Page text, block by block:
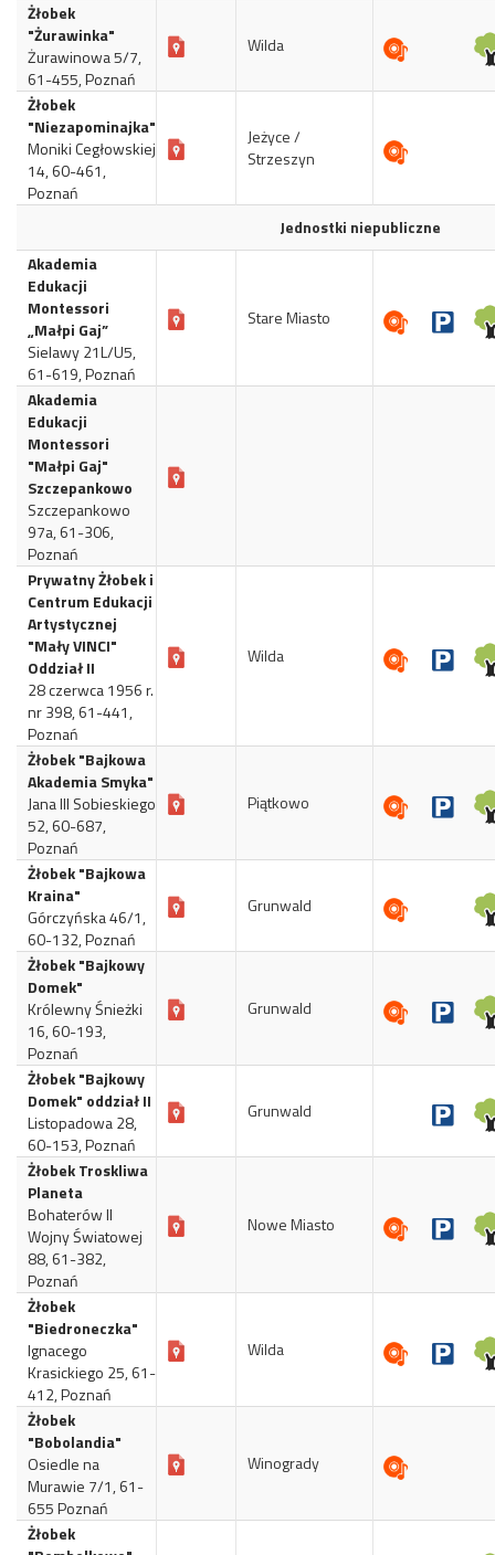
Żłobek
"Żurawinka"
Żurawinowa 5/7,
61-455, Poznań
Wilda
Żłobek
"Niezapominajka"
Moniki Cegłowskiej
14, 60-461,
Poznań
Jeżyce /
Strzeszyn
Jednostki niepubliczne
Akademia
Edukacji
Montessori
„Małpi Gaj”
Sielawy 21L/U5,
61-619, Poznań
Stare Miasto
Akademia
Edukacji
Montessori
"Małpi Gaj"
Szczepankowo
Szczepankowo
97a, 61-306,
Poznań
Prywatny Żłobek i
Centrum Edukacji
Artystycznej
"Mały VINCI"
Oddział II
28 czerwca 1956 r.
nr 398, 61-441,
Poznań
Wilda
Żłobek "Bajkowa
Akademia Smyka"
Jana III Sobieskiego
52, 60-687,
Poznań
Piątkowo
Żłobek "Bajkowa
Kraina"
Górczyńska 46/1,
60-132, Poznań
Grunwald
Żłobek "Bajkowy
Domek"
Królewny Śnieżki
16, 60-193,
Poznań
Grunwald
Żłobek "Bajkowy
Domek" oddział II
Listopadowa 28,
60-153, Poznań
Grunwald
Żłobek Troskliwa
Planeta
Bohaterów II
Wojny Światowej
88, 61-382,
Poznań
Nowe Miasto
Żłobek
"Biedroneczka"
Ignacego
Krasickiego 25, 61-
412, Poznań
Wilda
Żłobek
"Bobolandia"
Osiedle na
Murawie 7/1, 61-
655 Poznań
Winogrady
Żłobek